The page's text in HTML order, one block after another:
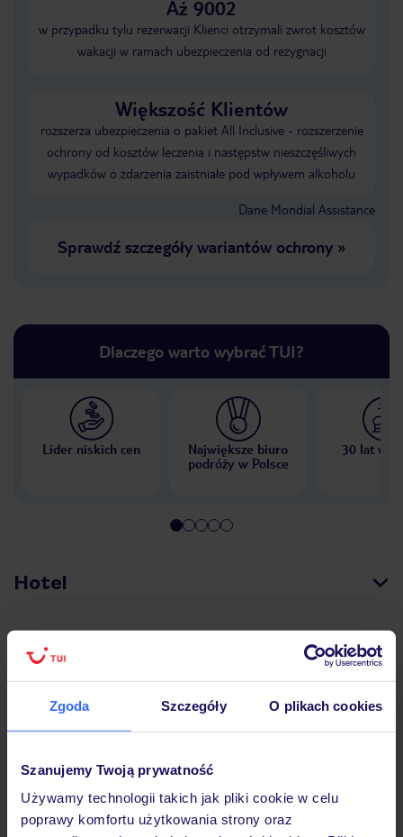
Zgoda Szczegóły O plikach cookies
Szanujemy Twoją prywatność
Używamy technologii takich jak pliki cookie w celu
poprawy komfortu użytkowania strony oraz
Aż 9002
w przypadku tylu rezerwacji Klienci otrzymali zwrot kosztów
wakacji w ramach ubezpieczenia od rezygnacji
Większość Klientów
rozszerza ubezpieczenia o pakiet All Inclusive - rozszerzenie
ochrony od kosztów leczenia i następstw nieszczęśliwych
wypadków o zdarzenia zaistniałe pod wpływem alkoholu
Dane Mondial Assistance
Sprawdź szczegóły wariantów ochrony»
Dlaczego warto wybrać TUI?
Lider niskich cen
Największe biuro
podróży w Polsce
30 lat w
Hotel
Opinie
Pokoje
Wyżywienie